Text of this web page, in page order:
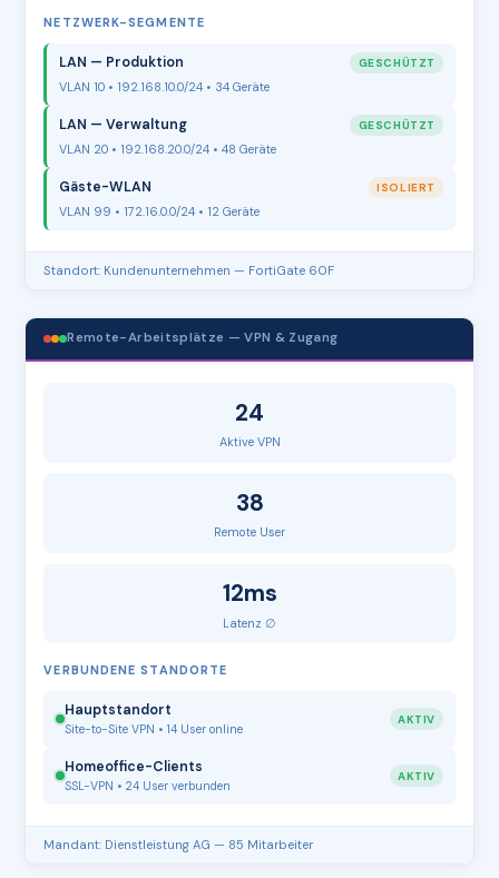
NETZWERK-SEGMENTE
LAN — Produktion GESCHÜTZT
VLAN 10 • 192.168.10.0/24 • 34 Geräte
LAN — Verwaltung GESCHÜTZT
VLAN 20 • 192.168.20.0/24 • 48 Geräte
Gäste-WLAN ISOLIERT
VLAN 99 • 172.16.0.0/24 • 12 Geräte
Standort: Kundenunternehmen — FortiGate 60F
Remote-Arbeitsplätze — VPN & Zugang
24
Aktive VPN
38
Remote User
12ms
Latenz ∅
VERBUNDENE STANDORTE
Hauptstandort
Site-to-Site VPN • 14 User online
AKTIV
Homeoffice-Clients
SSL-VPN • 24 User verbunden
AKTIV
Mandant: Dienstleistung AG — 85 Mitarbeiter